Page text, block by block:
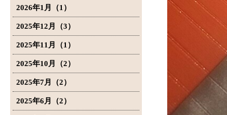
2026年1月（1）
2025年12月（3）
2025年11月（1）
2025年10月（2）
2025年7月（2）
2025年6月（2）